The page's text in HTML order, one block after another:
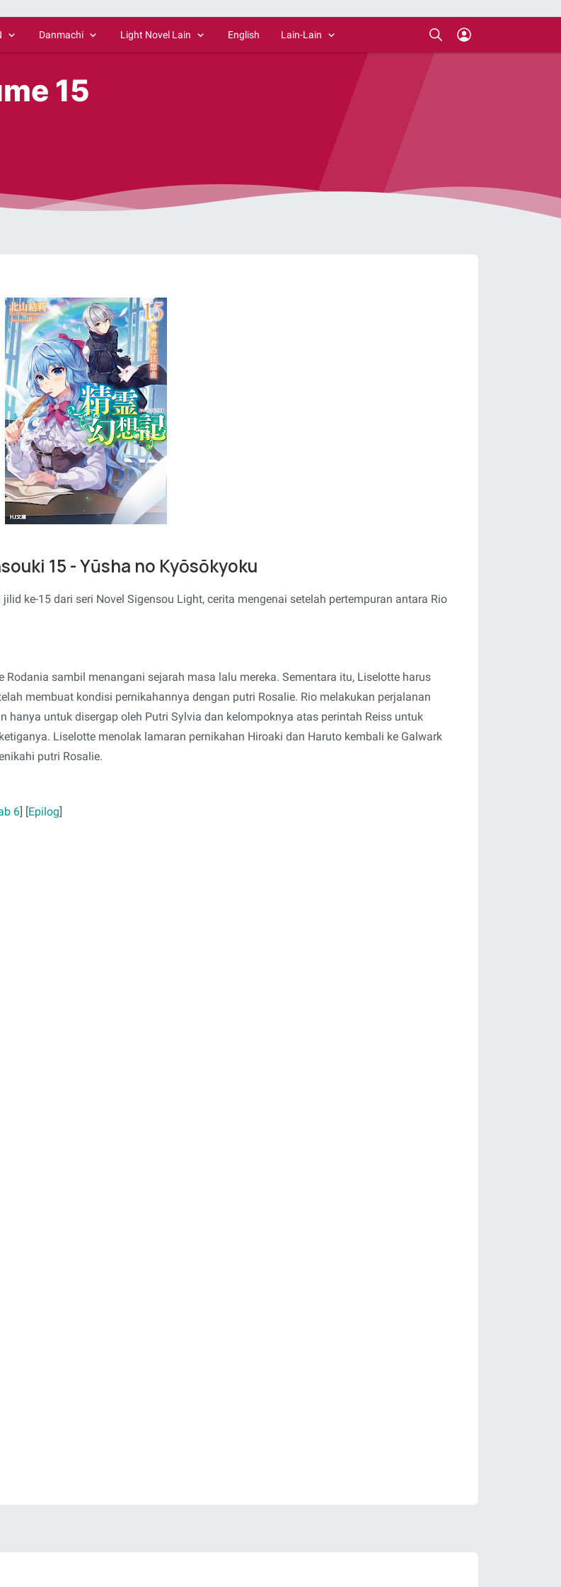
Danmachi Light Novel Lain English Lain-Lain
15
15 - Yūsha no Kyōsōkyoku
ke-15 dari seri Novel Sigensou Light, cerita mengenai setelah pertempuran antara Rio
sambil menangani sejarah masa lalu mereka. Sementara itu, Liselotte harus
membuat kondisi pernikahannya dengan putri Rosalie. Rio melakukan perjalanan
hanya untuk disergap oleh Putri Sylvia dan kelompoknya atas perintah Reiss untuk
Liselotte menolak lamaran pernikahan Hiroaki dan Haruto kembali ke Galwark
putri Rosalie.
6] [Epilog]